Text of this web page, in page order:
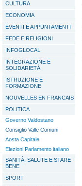
CULTURA
ECONOMIA
EVENTI E APPUNTAMENTI
FEDE E RELIGIONI
INFOGLOCAL
INTEGRAZIONE E
SOLIDARIETÀ
ISTRUZIONE E
FORMAZIONE
NOUVELLES EN FRANCAIS
POLITICA
Governo Valdostano
Consiglio Valle Comuni
Aosta Capitale
Elezioni Parlamento italiano
SANITÀ, SALUTE E STARE
BENE
SPORT